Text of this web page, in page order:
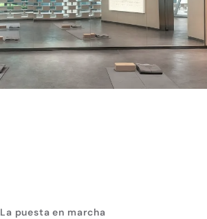
La puesta en marcha